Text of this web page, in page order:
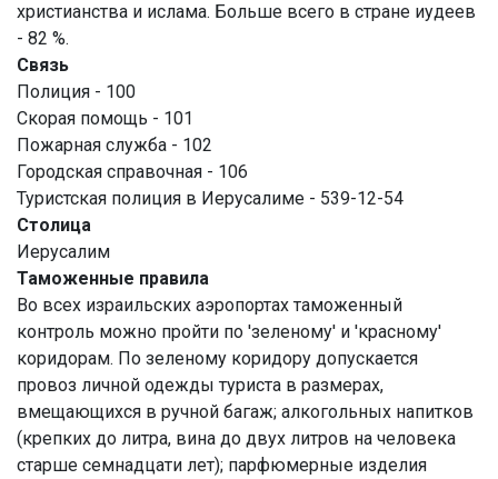
христианства и ислама. Больше всего в стране иудеев
- 82 %.
Связь
Полиция - 100
Скорая помощь - 101
Пожарная служба - 102
Городская справочная - 106
Туристская полиция в Иерусалиме - 539-12-54
Столица
Иерусалим
Таможенные правила
Во всех израильских аэропортах таможенный
контроль можно пройти по 'зеленому' и 'красному'
коридорам. По зеленому коридору допускается
провоз личной одежды туриста в размерах,
вмещающихся в ручной багаж; алкогольных напитков
(крепких до литра, вина до двух литров на человека
старше семнадцати лет); парфюмерные изделия